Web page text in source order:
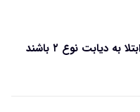
دیابت نوع ۲ باشند